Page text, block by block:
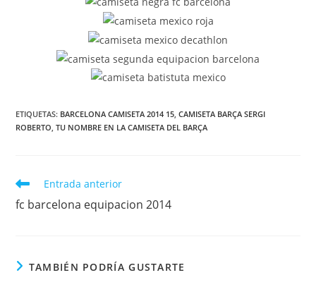
ETIQUETAS: BARCELONA CAMISETA 2014 15, CAMISETA BARÇA SERGI
ROBERTO, TU NOMBRE EN LA CAMISETA DEL BARÇA
Leer
más
artículos
Entrada anterior
fc barcelona equipacion 2014
TAMBIÉN PODRÍA GUSTARTE